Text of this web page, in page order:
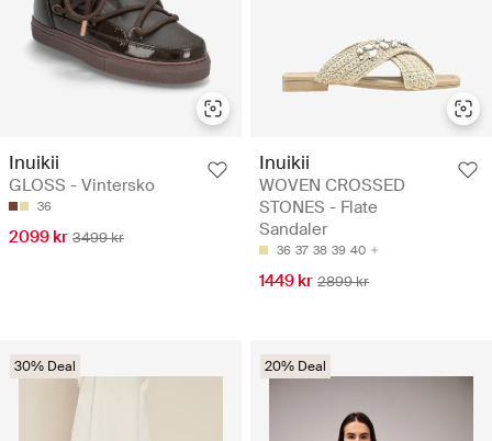
Inuikii
GLOSS - Vintersko
36
2099 kr 3499 kr
Inuikii
WOVEN CROSSED
STONES - Flate
Sandaler
36 37 38 39 40
1449 kr 2899 kr
30% Deal 20% Deal